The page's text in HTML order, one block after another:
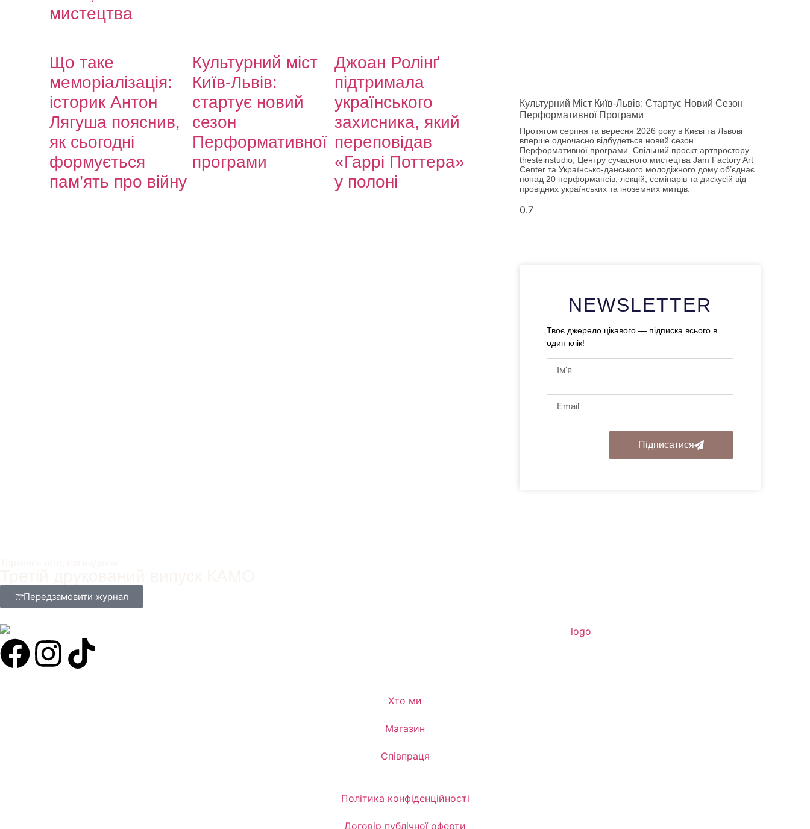
мистецтва
Що таке
меморіалізація:
історик Антон
Лягуша пояснив,
як сьогодні
формується
пам’ять про війну
Культурний міст
Київ-Львів:
стартує новий
сезон
Перформативної
програми
Джоан Ролінґ
підтримала
українського
захисника, який
переповідав
«Гаррі Поттера»
у полоні
Культурний Міст Київ-Львів: Стартує Новий Сезон
Перформативної Програми
Протягом серпня та вересня 2026 року в Києві та Львові
вперше одночасно відбудеться новий сезон
Перформативної програми. Спільний проєкт артпростору
thesteinstudio, Центру сучасного мистецтва Jam Factory Art
Center та Українсько-данського молодіжного дому об’єднає
понад 20 перформансів, лекцій, семінарів та дискусій від
провідних українських та іноземних митців.
NEWSLETTER
Твоє джерело цікавого — підписка всього в
один клік!
Підписатися
Передзамовити журнал
Хто ми
Магазин
Співпраця
Політика конфіденційності
Договір публічної оферти